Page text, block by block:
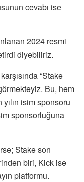
cevabı ise
2024 resmi
diyebiliriz.
“Stake
Bu, hem
isim sponsoru
sponsorluğuna
Stake son
biri, Kick ise
platformu.